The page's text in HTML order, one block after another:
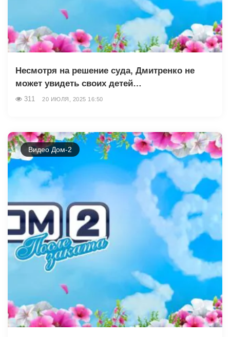
Несмотря на решение суда, Дмитренко не
может увидеть своих детей…
311 20 ИЮЛЯ, 2025 16:50
Видео Дом-2